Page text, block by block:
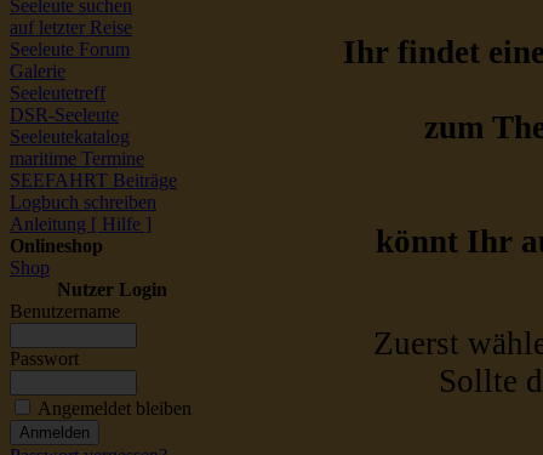
Seeleute suchen
auf letzter Reise
Seeleute Forum
Galerie
Seeleutetreff
DSR-Seeleute
Seeleutekatalog
maritime Termine
SEEFAHRT Beiträge
Logbuch schreiben
Anleitung [ Hilfe ]
Onlineshop
Shop
Nutzer Login
Benutzername
Passwort
Angemeldet bleiben
Ihr findet
zum
könnt Ihr
Zuerst
Sollte